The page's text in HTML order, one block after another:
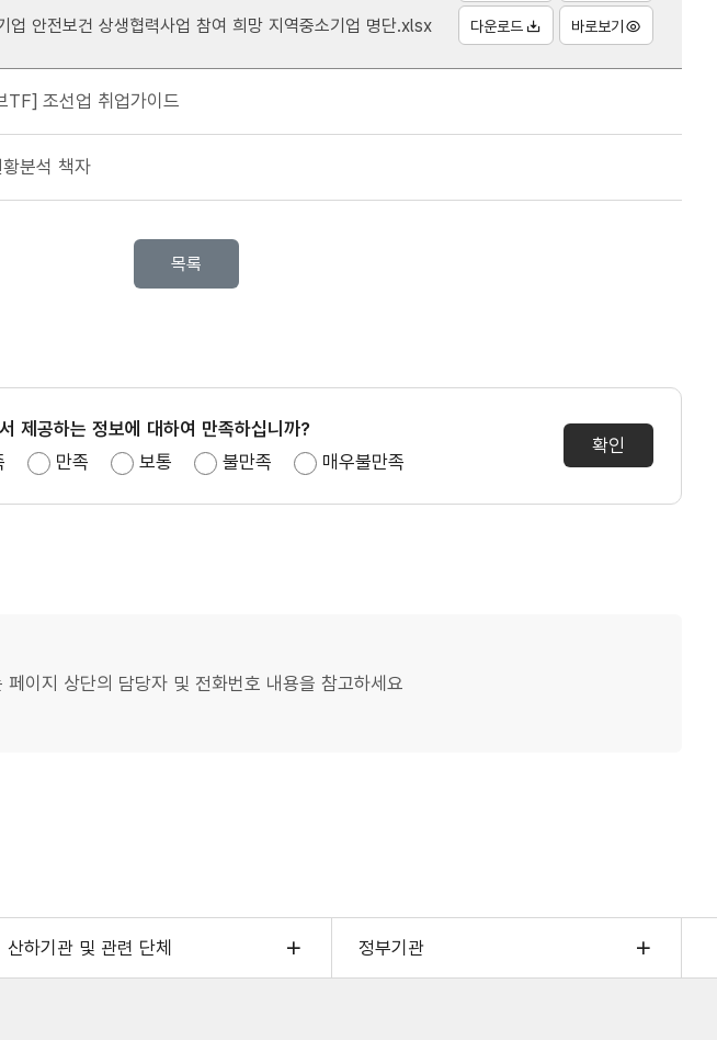
업 안전보건 상생협력사업 참여 희망 지역중소기업 명단.xlsx 다운로드 바로보기
TF] 조선업 취업가이드
분석 책자
목록
제공하는 정보에 대하여 만족하십니까?
만족 보통 불만족 매우불만족
이지 상단의 담당자 및 전화번호 내용을 참고하세요
산하기관 및 관련 단체 정부기관